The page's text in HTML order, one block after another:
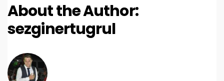
About the Author:
sezginertugrul